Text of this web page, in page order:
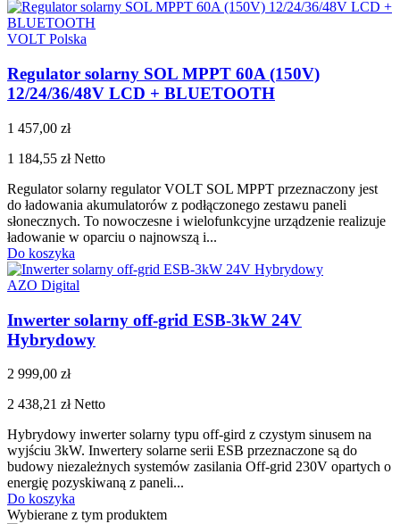
VOLT Polska
Regulator solarny SOL MPPT 60A (150V)
12/24/36/48V LCD + BLUETOOTH
1 457,00 zł
1 184,55 złNetto
Regulator solarny regulator VOLT SOL MPPT przeznaczony jest
do ładowania akumulatorów z podłączonego zestawu paneli
słonecznych. To nowoczesne i wielofunkcyjne urządzenie realizuje
ładowanie w oparciu o najnowszą i...
Do koszyka
AZO Digital
Inwerter solarny off-grid ESB-3kW 24V
Hybrydowy
2 999,00 zł
2 438,21 złNetto
Hybrydowy inwerter solarny typu off-gird z czystym sinusem na
wyjściu 3kW. Inwertery solarne serii ESB przeznaczone są do
budowy niezależnych systemów zasilania Off-grid 230V opartych o
energię pozyskiwaną z paneli...
Do koszyka
Wybierane z tym produktem